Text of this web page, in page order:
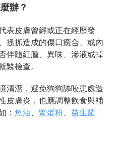
辦？
表皮膚曾經或正在經歷發
搔抓造成的傷口癒合、或內
伴隨紅腫、異味、滲液或掉
醫檢查。
清潔，避免狗狗舔咬患處造
皮膚炎，也應調整飲食與補
： 魚油 鱉蛋粉
益生菌